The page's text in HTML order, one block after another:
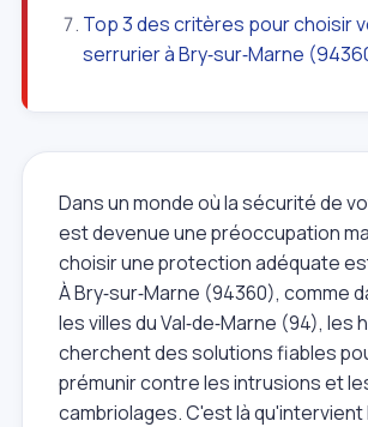
Top 3 des critères pour choisir
serrurier à Bry‑sur‑Marne
Dans un monde où la sécurité de
est devenue une préoccupation
choisir une protection adéquate
À Bry‑sur‑Marne (94360), comme
les villes du Val‑de‑Marne (94), les
cherchent des solutions fiables
prémunir contre les intrusions et
cambriolages. C'est là qu'intervient